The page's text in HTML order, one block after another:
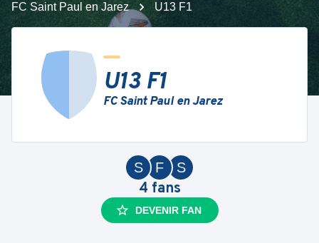
FC Saint Paul en Jarez
U13 F1
U13 F1
FC Saint Paul en Jarez
S
F
S
4 fans
DEVENIR FAN